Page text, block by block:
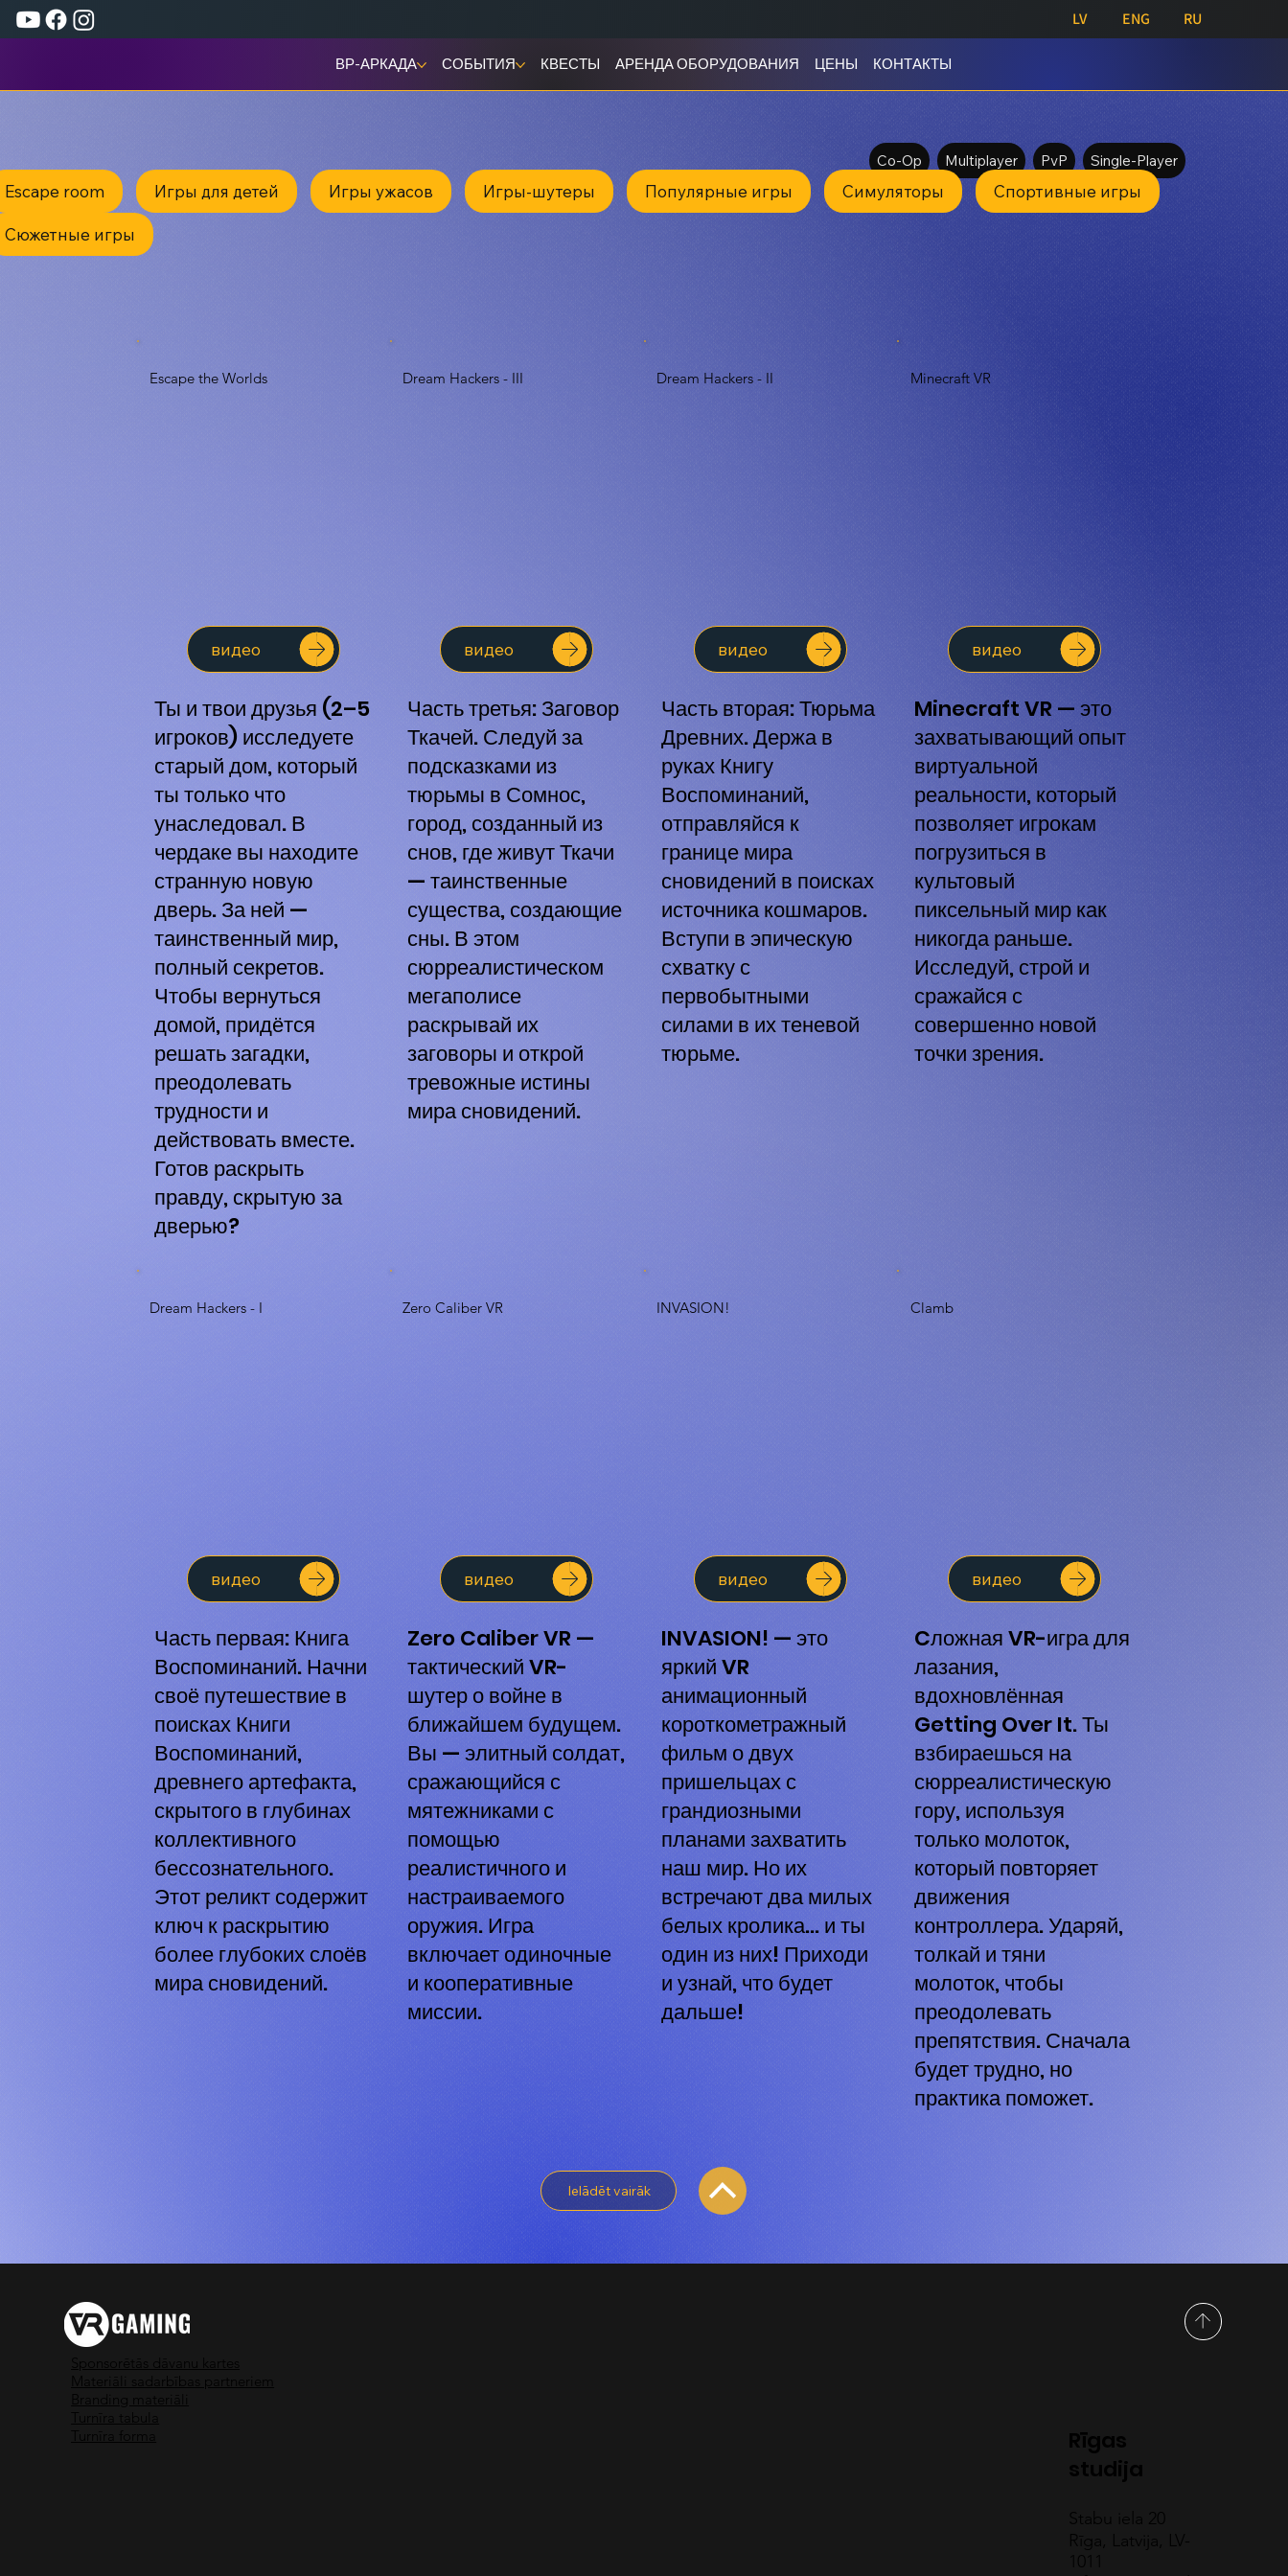
LV ENG RU
Escape the Worlds
видео
Ты и твои друзья (2–5
игроков) исследуете
старый дом, который
ты только что
унаследовал. В
чердаке вы находите
странную новую
дверь. За ней —
таинственный мир,
полный секретов.
Чтобы вернуться
домой, придётся
решать загадки,
преодолевать
трудности и
действовать вместе.
Готов раскрыть
правду, скрытую за
дверью?
Dream Hackers - III
видео
Часть третья: Заговор
Ткачей. Следуй за
подсказками из
тюрьмы в Сомнос,
город, созданный из
снов, где живут Ткачи
— таинственные
существа, создающие
сны. В этом
сюрреалистическом
мегаполисе
раскрывай их
заговоры и открой
тревожные истины
мира сновидений.
Dream Hackers - II
видео
Часть вторая: Тюрьма
Древних. Держа в
руках Книгу
Воспоминаний,
отправляйся к
границе мира
сновидений в поисках
источника кошмаров.
Вступи в эпическую
схватку с
первобытными
силами в их теневой
тюрьме.
Minecraft VR
видео
Minecraft VR — это
захватывающий опыт
виртуальной
реальности, который
позволяет игрокам
погрузиться в
культовый
пиксельный мир как
никогда раньше.
Исследуй, строй и
сражайся с
совершенно новой
точки зрения.
Dream Hackers - I
видео
Часть первая: Книга
Воспоминаний. Начни
своё путешествие в
поисках Книги
Воспоминаний,
древнего артефакта,
скрытого в глубинах
коллективного
бессознательного.
Этот реликт содержит
ключ к раскрытию
более глубоких слоёв
мира сновидений.
Zero Caliber VR
видео
Zero Caliber VR —
тактический VR-
шутер о войне в
ближайшем будущем.
Вы — элитный солдат,
сражающийся с
мятежниками с
помощью
реалистичного и
настраиваемого
оружия. Игра
включает одиночные
и кооперативные
миссии.
INVASION!
видео
INVASION! — это
яркий VR
анимационный
короткометражный
фильм о двух
пришельцах с
грандиозными
планами захватить
наш мир. Но их
встречают два милых
белых кролика… и ты
один из них! Приходи
и узнай, что будет
дальше!
Clamb
видео
Cложная VR-игра для
лазания,
вдохновлённая
Getting Over It. Ты
взбираешься на
сюрреалистическую
гору, используя
только молоток,
который повторяет
движения
контроллера. Ударяй,
толкай и тяни
молоток, чтобы
преодолевать
препятствия. Сначала
будет трудно, но
практика поможет.
Co-Op Multiplayer PvP Single-Player
Escape room Игры для детей Игры ужасов Игры-шутеры Популярные игры Симуляторы Спортивные игры
Сюжетные игры
Ielādēt vairāk
ВР-АРКАДА СОБЫТИЯ КВЕСТЫ АРЕНДА ОБОРУДОВАНИЯ ЦЕНЫ КОНТАКТЫ